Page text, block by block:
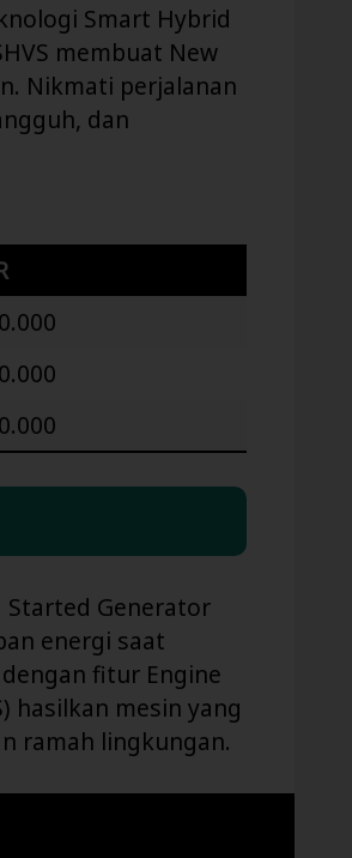
Smart Hybrid
membuat New
Nikmati perjalanan
dan
Generator
energi saat
fitur Engine
hasilkan mesin yang
ramah lingkungan.